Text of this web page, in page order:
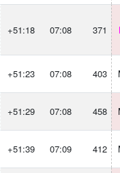
+51:18 07:08 371
+51:23 07:08 403
+51:29 07:08 458
+51:39 07:09 412